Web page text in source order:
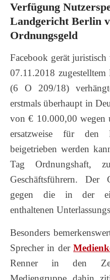
Verfügung
Landgericht Berlin
Ordnungsgeld
Facebook gerät
07.11.2018
(6 O 209/18)
erstmals überhaupt in
von € 10.000,00 wegen
ersatzweise für den
beigetrieben werden
Tag Ordnungshaft,
Geschäftsführern. Der
gegen die in der
enthaltenen
Besonders
Sprecher in der
Renner in den